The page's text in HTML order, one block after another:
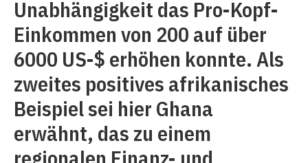
Unabhängigkeit das Pro-Kopf-
Einkommen von 200 auf über
6000 US-$ erhöhen konnte. Als
zweites positives afrikanisches
Beispiel sei hier Ghana
erwähnt, das zu einem